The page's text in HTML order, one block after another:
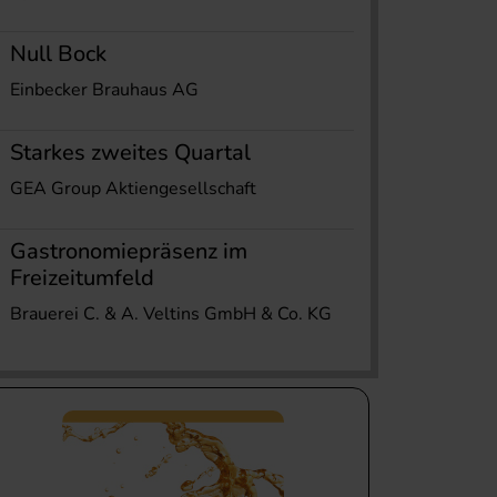
Null Bock
Einbecker Brauhaus AG
Starkes zweites Quartal
GEA Group Aktiengesellschaft
Gastronomiepräsenz im
Freizeitumfeld
Brauerei C. & A. Veltins GmbH & Co. KG